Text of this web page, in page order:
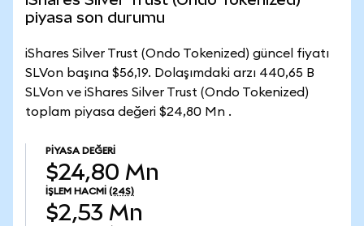
piyasa son durumu
iShares Silver Trust (Ondo Tokenized) güncel fiyatı
SLVon başına $56,19. Dolaşımdaki arzı 440,65 B
SLVon ve iShares Silver Trust (Ondo Tokenized)
toplam piyasa değeri $24,80 Mn .
PIYASA DEĞERI
$24,80 Mn
İŞLEM HACMI (24S)
$2,53 Mn